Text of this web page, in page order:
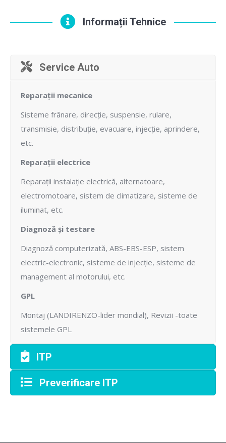
Informații Tehnice
Service Auto
Reparații mecanice
Sisteme frânare, direcție, suspensie, rulare,
transmisie, distribuție, evacuare, injecție, aprindere,
etc.
Reparații electrice
Reparații instalație electrică, alternatoare,
electromotoare, sistem de climatizare, sisteme de
iluminat, etc.
Diagnoză și testare
Diagnoză computerizată, ABS-EBS-ESP, sistem
electric-electronic, sisteme de injecție, sisteme de
management al motorului, etc.
GPL
Montaj (LANDIRENZO-lider mondial), Revizii -toate
sistemele GPL
ITP
Preverificare ITP